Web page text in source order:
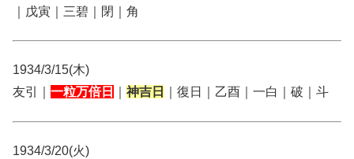
｜戊寅｜三碧｜閉｜角
1934/3/15(木)
友引｜ 一粒万倍日 神吉日 ｜復日｜乙酉｜一白｜破｜斗
1934/3/20(火)